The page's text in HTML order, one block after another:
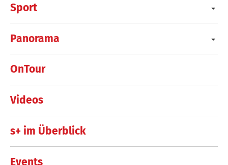
Sport
Panorama
OnTour
Videos
s+ im Überblick
Events